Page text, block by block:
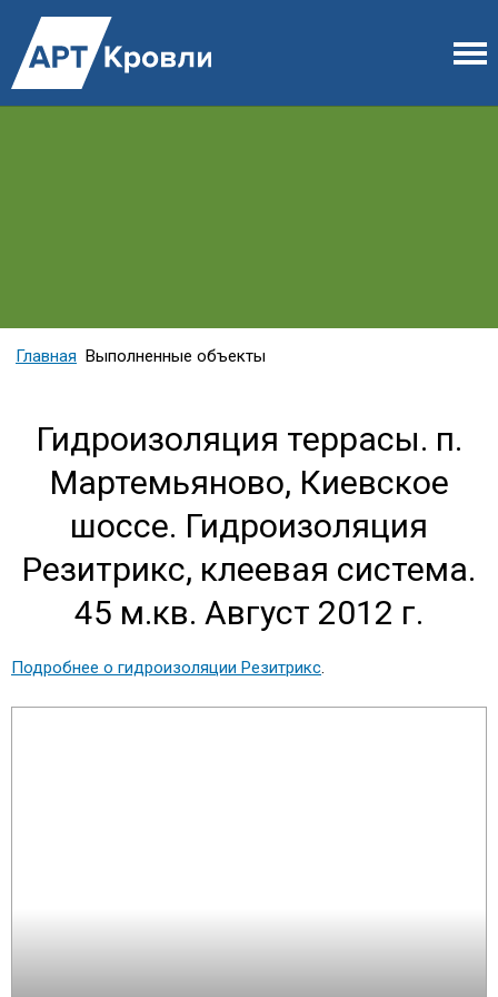
Главная Выполненные объекты
Гидроизоляция террасы. п.
Мартемьяново, Киевское
шоссе. Гидроизоляция
Резитрикс, клеевая система.
45 м.кв. Август 2012 г.
Подробнее о гидроизоляции Резитрикс.